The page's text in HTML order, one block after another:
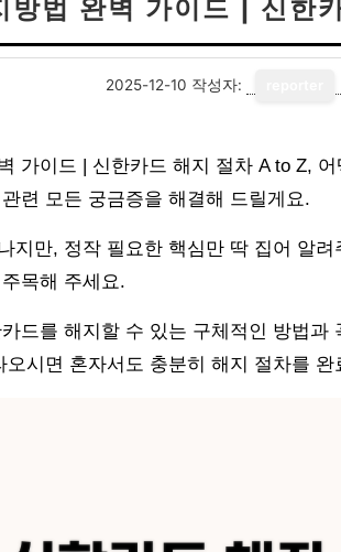
방법 완벽 가이드 | 신한
2025-12-10 작성자:
가이드 | 신한카드 해지 절차 A to Z,
련 모든 궁금증을 해결해 드릴게요.
지만, 정작 필요한 핵심만 딱 집어 알
목해 주세요.
드를 해지할 수 있는 구체적인 방법과
오시면 혼자서도 충분히 해지 절차를